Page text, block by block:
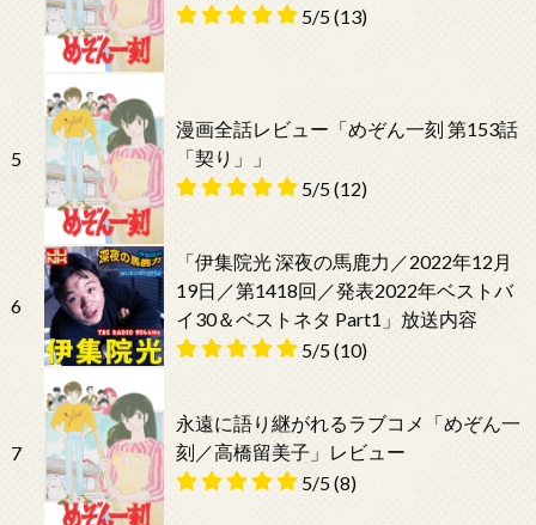
5/5(13)
5
漫画全話レビュー「めぞん一刻 第153話
「契り」」
5/5(12)
6
「伊集院光 深夜の馬鹿力／2022年12月
19日／第1418回／発表2022年ベストバ
イ30＆ベストネタ Part1」放送内容
5/5(10)
7
永遠に語り継がれるラブコメ「めぞん一
刻／高橋留美子」レビュー
5/5(8)